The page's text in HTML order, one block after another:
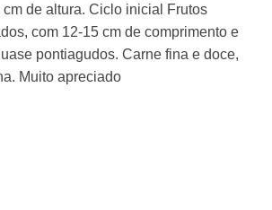
cm de altura. Ciclo inicial Frutos
com 12-15 cm de comprimento e
pontiagudos. Carne fina e doce,
Muito apreciado